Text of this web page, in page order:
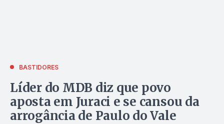
BASTIDORES
Líder do MDB diz que povo
aposta em Juraci e se cansou da
arrogância de Paulo do Vale